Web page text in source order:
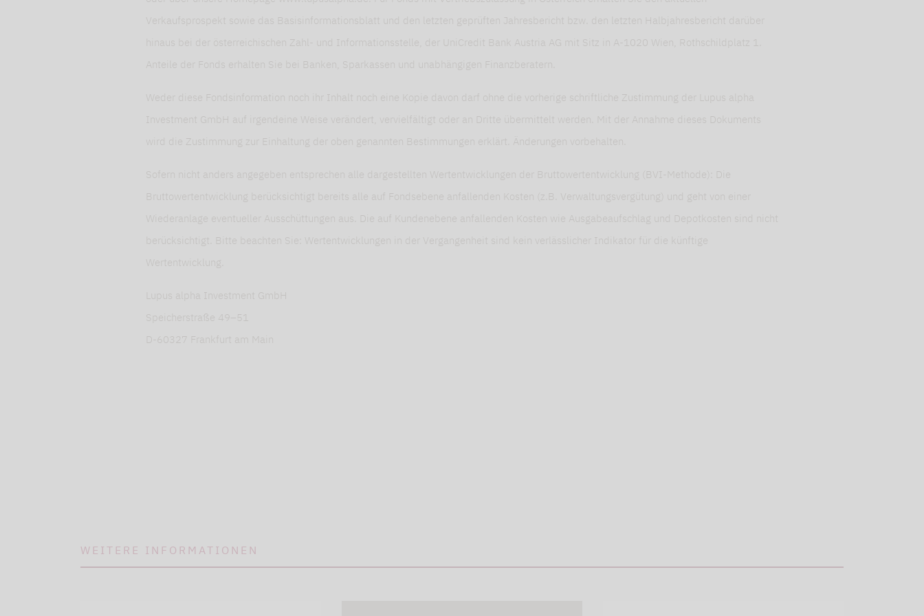
Verkaufsprospekt sowie das Basisinformationsblatt und den letzten geprüften Jahresbericht bzw. den letzten Halbjahresbericht darüber
hinaus bei der österreichischen Zahl- und Informationsstelle, der UniCredit Bank Austria AG mit Sitz in A-1020 Wien, Rothschildplatz 1.
Anteile der Fonds erhalten Sie bei Banken, Sparkassen und unabhängigen Finanzberatern.
Weder diese Fondsinformation noch ihr Inhalt noch eine Kopie davon darf ohne die vorherige schriftliche Zustimmung der Lupus alpha
Investment GmbH auf irgendeine Weise verändert, vervielfältigt oder an Dritte übermittelt werden. Mit der Annahme dieses Dokuments
wird die Zustimmung zur Einhaltung der oben genannten Bestimmungen erklärt. Änderungen vorbehalten.
Sofern nicht anders angegeben entsprechen alle dargestellten Wertentwicklungen der Bruttowertentwicklung (BVI-Methode): Die
Bruttowertentwicklung berücksichtigt bereits alle auf Fondsebene anfallenden Kosten (z.B. Verwaltungsvergütung) und geht von einer
Wiederanlage eventueller Ausschüttungen aus. Die auf Kundenebene anfallenden Kosten wie Ausgabeaufschlag und Depotkosten sind nicht
berücksichtigt. Bitte beachten Sie: Wertentwicklungen in der Vergangenheit sind kein verlässlicher Indikator für die künftige
Wertentwicklung.
Lupus alpha Investment GmbH
Speicherstraße 49–51
D-60327 Frankfurt am Main
WEITERE INFORMATIONEN